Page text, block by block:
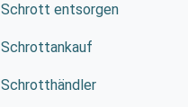
Schrott entsorgen
Schrottankauf
Schrotthändler